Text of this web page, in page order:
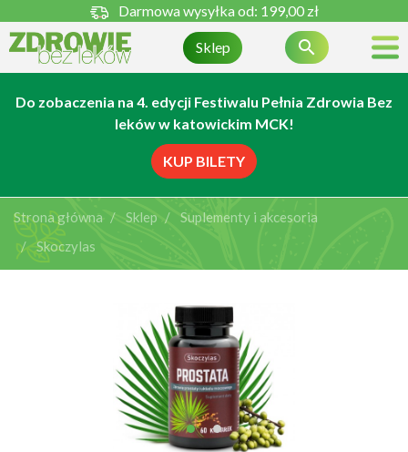
Darmowa wysyłka od: 199,00 zł
Sklep 
Do zobaczenia na 4. edycji Festiwalu Pełnia Zdrowia Bez
leków w katowickim MCK!
KUP BILETY
Strona główna Sklep
Suplementy i akcesoria
Skoczylas